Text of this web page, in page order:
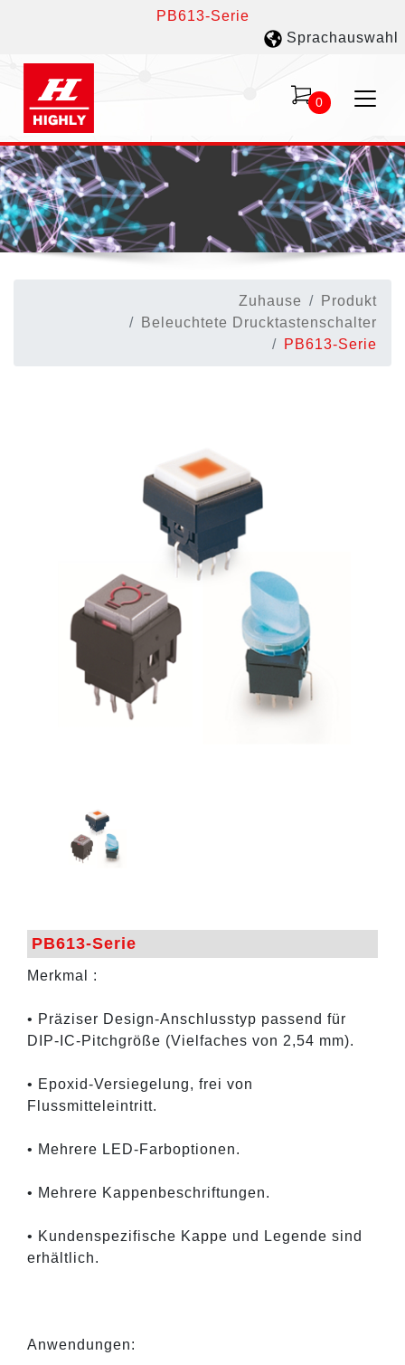
PB613-Serie
Sprachauswahl
0
Zuhause
Produkt
Beleuchtete Drucktastenschalter
PB613-Serie
PB613-Serie
Merkmal :
• Präziser Design-Anschlusstyp passend für
DIP-IC-Pitchgröße (Vielfaches von 2,54 mm).
• Epoxid-Versiegelung, frei von
Flussmitteleintritt.
• Mehrere LED-Farboptionen.
• Mehrere Kappenbeschriftungen.
• Kundenspezifische Kappe und Legende sind
erhältlich.
Anwendungen: